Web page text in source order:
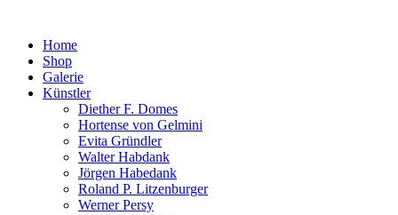
Home
Shop
Galerie
Künstler
Diether F. Domes
Hortense von Gelmini
Evita Gründler
Walter Habdank
Jörgen Habedank
Roland P. Litzenburger
Werner Persy